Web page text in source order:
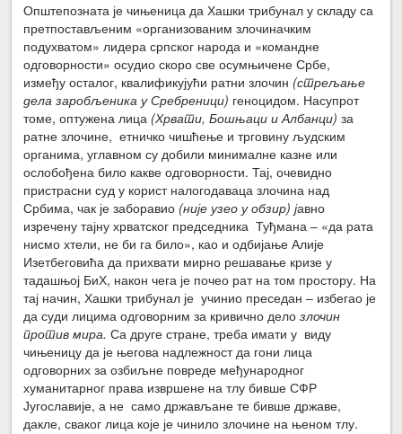
Општепозната је чињеница да Хашки трибунал у складу са
претпостављеним «организованим злочиначким
подухватом» лидера српског народа и «командне
одговорности» осудио скоро све осумњичене Србе,
између осталог, квалификујући ратни злочин (стрељање
дела заробљеника у Сребреници) геноцидом. Насупрот
томе, оптужена лица (Хрвати, Бошњаци и Албанци) за
ратне злочине, етничко чишћење и трговину људским
органима, углавном су добили минималне казне или
ослобођена било какве одговорности. Тај, очевидно
пристрасни суд у корист налогодаваца злочина над
Србима, чак је заборавио (није узео у обзир) јавно
изречену тајну хрватског председника Туђмана – «да рата
нисмо хтели, не би га било», као и одбијање Алије
Изетбеговића да прихвати мирно решавање кризе у
тадашњој БиХ, након чега је почео рат на том простору. На
тај начин, Хашки трибунал је учинио преседан – избегао је
да суди лицима одговорним за кривично делозлочин
против мира. Са друге стране, треба имати у виду
чињеницу да је његова надлежност да гони лица
одговорних за озбиљне повреде међународног
хуманитарног права извршене на тлу бивше СФР
Југославије, а не само држављане те бивше државе,
дакле, сваког лица које је чинило злочине на њеном тлу.